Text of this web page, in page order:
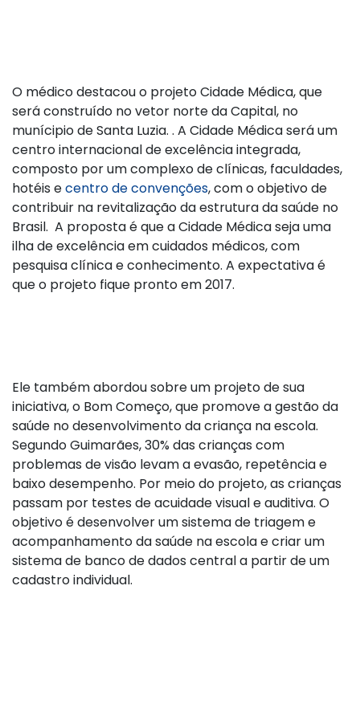
O médico destacou o projeto Cidade Médica, que
será construído no vetor norte da Capital, no
munícipio de Santa Luzia. . A Cidade Médica será um
centro internacional de excelência integrada,
composto por um complexo de clínicas, faculdades,
hotéis ecentro de convenções, com o objetivo de
contribuir na revitalização da estrutura da saúde no
Brasil. A proposta é que a Cidade Médica seja uma
ilha de excelência em cuidados médicos, com
pesquisa clínica e conhecimento. A expectativa é
que o projeto fique pronto em 2017.
Ele também abordou sobre um projeto de sua
iniciativa, o Bom Começo, que promove a gestão da
saúde no desenvolvimento da criança na escola.
Segundo Guimarães, 30% das crianças com
problemas de visão levam a evasão, repetência e
baixo desempenho. Por meio do projeto, as crianças
passam por testes de acuidade visual e auditiva. O
objetivo é desenvolver um sistema de triagem e
acompanhamento da saúde na escola e criar um
sistema de banco de dados central a partir de um
cadastro individual.